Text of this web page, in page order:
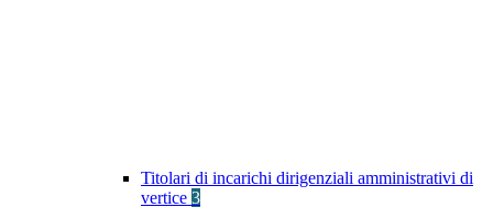
Titolari di incarichi dirigenziali amministrativi di
vertice 3